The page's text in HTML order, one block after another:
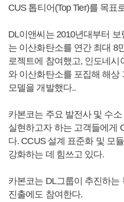
CUS 톱티어(Top Tier)를 목표
DL이앤씨는 2010년대부터
는 이산화탄소를 연간 최대 8
로젝트에 참여했고, 인도네
와 이산화탄소를 포집해 해상
모델을 개발했다..
카본코는 주요 발전사 및 수
실현하고자 하는 고객들에게
다. CCUS 설계 표준화 및 모
강화하는 데 힘쓰고 있다.
카본코는 DL그룹이 추진하는
진출에도 참여한다.